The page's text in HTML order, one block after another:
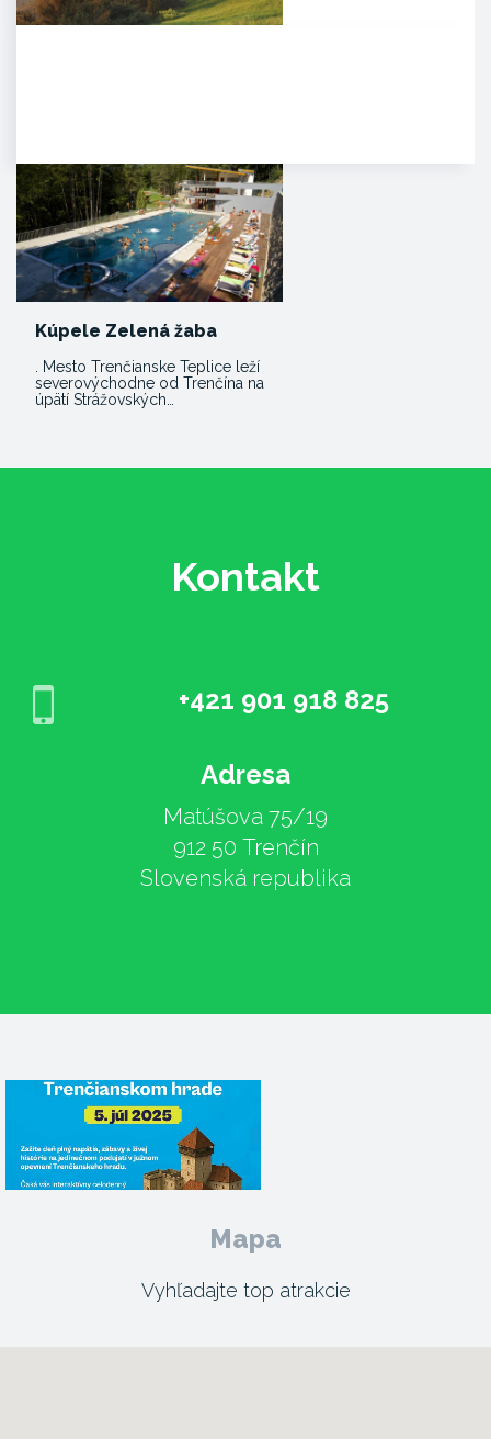
Kúpele Zelená žaba
. Mesto Trenčianske Teplice leží
severovýchodne od Trenčína na
úpätí Strážovských…
Kontakt
+421 901 918 825
Adresa
Matúšova 75/19
912 50 Trenčín
Slovenská republika
Mapa
Vyhľadajte top atrakcie